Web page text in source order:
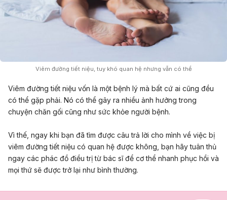
Viêm đường tiết niệu, tuy khó quan hệ nhưng vẫn có thể
Viêm đường tiết niệu vốn là một bệnh lý mà bất cứ ai cũng đều
có thể gặp phải. Nó có thể gây ra nhiều ảnh hưởng trong
chuyện chăn gối cũng như sức khỏe người bệnh.
Vì thế, ngay khi bạn đã tìm được câu trả lời cho mình về việc bị
viêm đường tiết niệu có quan hệ được không, bạn hãy tuân thủ
ngay các phác đồ điều trị từ bác sĩ để cơ thể nhanh phục hồi và
mọi thứ sẽ được trở lại như bình thường.